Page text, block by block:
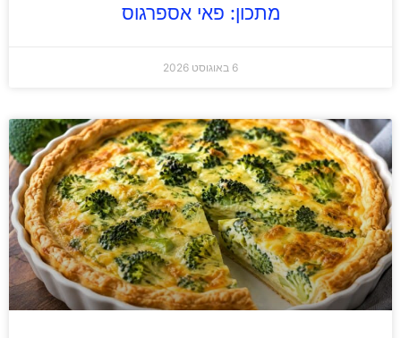
מתכון: פאי אספרגוס
6 באוגוסט 2026